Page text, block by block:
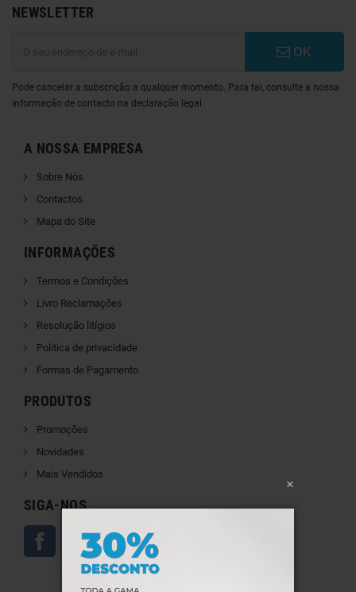
×
NEWSLETTER
OK
Pode cancelar a subscrição a qualquer momento. Para tal, consulte a nossa
informação de contacto na declaração legal.
A NOSSA EMPRESA
Sobre Nós
Contactos
Mapa do Site
INFORMAÇÕES
Termos e Condições
Livro Reclamações
Resolução litígios
Politica de privacidade
Formas de Pagamento
PRODUTOS
Promoções
Novidades
Mais Vendidos
SIGA-NOS
FacebookInstagram